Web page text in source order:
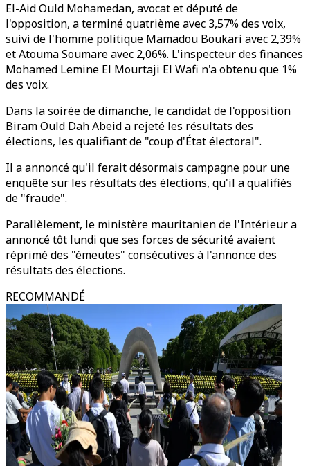
El-Aid Ould Mohamedan, avocat et député de
l'opposition, a terminé quatrième avec 3,57% des voix,
suivi de l'homme politique Mamadou Boukari avec 2,39%
et Atouma Soumare avec 2,06%. L'inspecteur des finances
Mohamed Lemine El Mourtaji El Wafi n'a obtenu que 1%
des voix.
Dans la soirée de dimanche, le candidat de l'opposition
Biram Ould Dah Abeid a rejeté les résultats des
élections, les qualifiant de "coup d'État électoral".
Il a annoncé qu'il ferait désormais campagne pour une
enquête sur les résultats des élections, qu'il a qualifiés
de "fraude".
Parallèlement, le ministère mauritanien de l'Intérieur a
annoncé tôt lundi que ses forces de sécurité avaient
réprimé des "émeutes" consécutives à l'annonce des
résultats des élections.
RECOMMANDÉ